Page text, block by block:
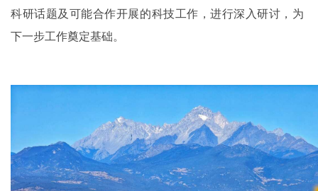
科研话题及可能合作开展的科技工作，进行深入研讨，为
下一步工作奠定基础。